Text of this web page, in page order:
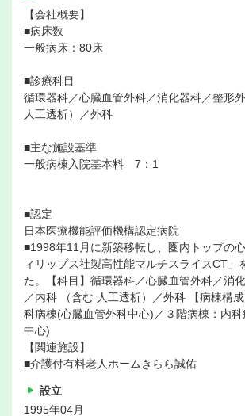
【会社概要】
■病床数
一般病床：80床
■診療科目
循環器科／心臓血管外科／消化器科／整形
人工透析）／外科
■主な施設基準
一般病棟入院基本料 7：1
■認定
日本医療機能評価機構認定病院
■1998年11月に新築移転し、圏内トップの
ィリップス社製高性能マルチスライスCT」
た。【科目】循環器科／心臓血管外科／消
／内科 （含む 人工透析）／外科 【病棟構
科病棟(心臓血管外科中心)／３階病棟：内
中心)
【関連施設】
■介護付有料老人ホームきらら誠佑
設立
1995年04月